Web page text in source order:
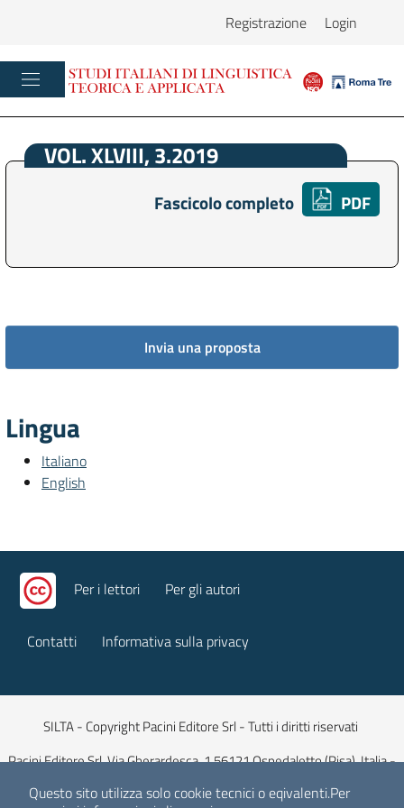
Questo sito utilizza solo cookie tecnici o eqivalenti.Per
Registrazione Login
VOL. XLVIII, 3.2019
Fascicolo completo PDF
Invia una proposta
Lingua
Italiano
English
Per i lettori Per gli autori
Contatti Informativa sulla privacy
SILTA - Copyright Pacini Editore Srl - Tutti i diritti riservati
Pacini Editore Srl, Via Gherardesca, 1 56121 Ospedaletto (Pisa), Italia -